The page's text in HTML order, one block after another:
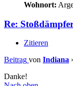
Wohnort:
Re:
Zitieren
Beitrag von Indiana
Danke!